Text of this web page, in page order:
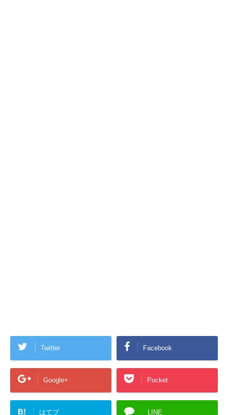
Twitter Facebook
Google+ Pocket
B! はてブ LINE